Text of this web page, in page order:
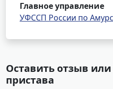
Главное управление
УФССП России по
Оставить отзыв
пристава